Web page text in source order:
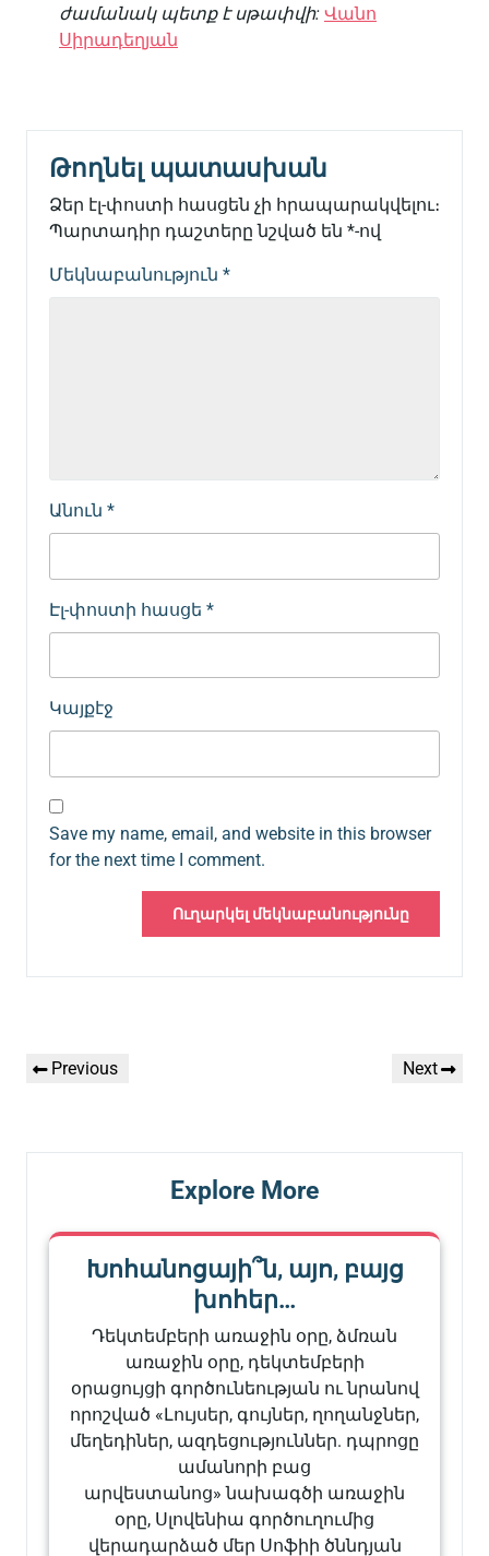
ժամանակ պետք է սթափվի: Վանո
Սիրադեղյան
Թողնել պատասխան
Ձեր էլ-փոստի հասցեն չի հրապարակվելու։
Պարտադիր դաշտերը նշված են *-ով
Մեկնաբանություն *
Անուն *
Էլ-փոստի հասցե *
Կայքէջ
Save my name, email, and website in this browser
for the next time I comment.
նավարկումը
Previous
Previous
Next
Next
Explore More
Խոհանոցայի՞ն, այո, բայց
խոհեր…
Դեկտեմբերի առաջին օրը, ձմռան
առաջին օրը, դեկտեմբերի
օրացույցի գործունեության ու նրանով
որոշված «Լույսեր, գույներ, ղողանջներ,
մեղեդիներ, ազդեցություններ. դպրոցը
ամանորի բաց
արվեստանոց» նախագծի առաջին
օրը, Սլովենիա գործուղումից
վերադարձած մեր Սոֆիի ծննդյան